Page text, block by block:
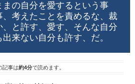
まの自分を愛するという事
、考えたことを責めるな、裁
、と許す、愛す、そんな自分
来ない自分も許す、だ。
記事は約4分で読めます。